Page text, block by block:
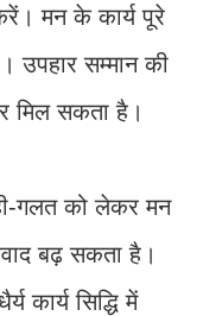
मन के कार्य पूरे
उपहार सम्मान की
मिल सकता है।
गलत को लेकर मन
बढ़ सकता है।
कार्य सिद्धि में